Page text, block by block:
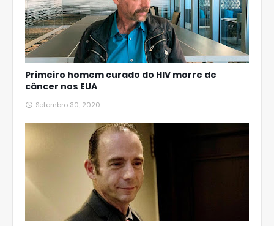
Primeiro homem curado do HIV morre de
câncer nos EUA
Setembro 30, 2020